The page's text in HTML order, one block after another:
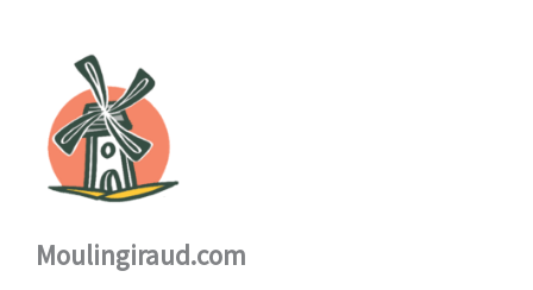
Moulingiraud.com